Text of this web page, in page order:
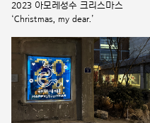
2023 아모레성수 크리스마스
‘Christmas, my dear.’